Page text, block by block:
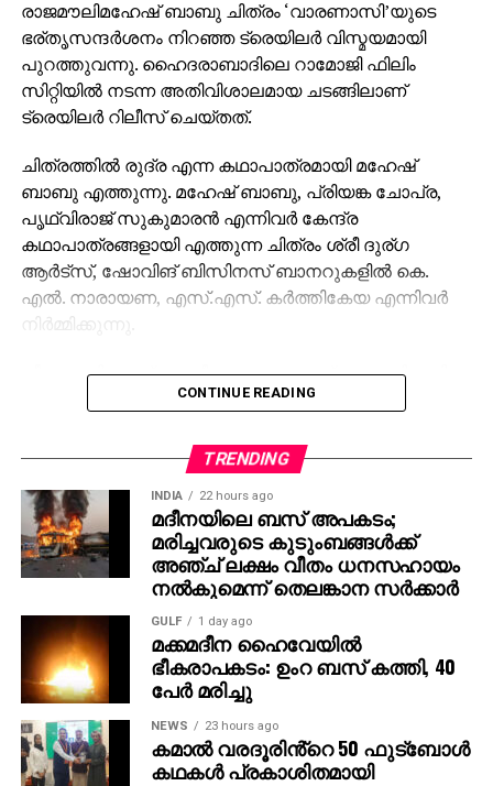
രാജമൗലിമഹേഷ് ബാബു ചിത്രം ‘വാരണാസി’യുടെ
ഭര്തൃസന്ദര്‍ശനം നിറഞ്ഞ ട്രെയിലര്‍ വിസ്മയമായി
പുറത്തുവന്നു. ഹൈദരാബാദിലെ റാമോജി ഫിലിം
സിറ്റിയില്‍ നടന്ന അതിവിശാലമായ ചടങ്ങിലാണ്
ട്രെയിലര്‍ റിലീസ് ചെയ്തത്.
ചിത്രത്തില്‍ രുദ്ര എന്ന കഥാപാത്രമായി മഹേഷ്
ബാബു എത്തുന്നു. മഹേഷ് ബാബു, പ്രിയങ്ക ചോപ്ര,
പൃഥ്വിരാജ് സുകുമാരന്‍ എന്നിവര്‍ കേന്ദ്ര
കഥാപാത്രങ്ങളായി എത്തുന്ന ചിത്രം ശ്രീ ദുര്ഗ
ആര്‍ട്‌സ്, ഷോവിങ് ബിസിനസ് ബാനറുകളില്‍ കെ.
എല്‍. നാരായണ, എസ്.എസ്. കര്‍ത്തികേയ എന്നിവര്‍
നിര്‍മ്മിക്കുന്നു.
കീരവാണിയാണ് സംഗീതം ഒരുക്കുന്നത്. പുറത്തിറങ്ങിയ
മണിക്കൂറുകള്‍ക്കുള്ളില്‍ തന്നെ 5 മില്യണിലധികം
ട്രെന്‍ഡിങ് പട്ടികയില്‍ മുന്നിലാണ്. 130ണ്മ100 അടി
വലുപ്പത്തിലുള്ള പ്രത്യേക സ്‌ക്രീനില്‍ പ്രേക്ഷകര്‍ക്ക്
മുന്നില്‍ ട്രെയിലര്‍ പ്രദര്‍ശിപ്പിച്ചു.
ട്രെയിലര്‍ സി.ഇ. 512-ലെ വാരണാസിയുടെ
ദൃശ്യങ്ങളോടെ തുടങ്ങുന്നു. തുടര്‍ന്ന് 2027ല്‍
ഭൂമിയിലേക്ക് വരുന്നു എന്നു കാണിക്കുന്ന ‘ശാംഭവി’ എന്ന
ഛിന്നഗ്രഹം, അന്റാര്‍ട്ടിക്കയിലെ റോസ് ഐസ്
ഷെല്‍ഫ്, ആഫ്രിക്കയിലെ അംബോസെലി വനം,
ബി.സി.ഇ 7200-ലെ ലങ്കാനഗരം, വാരണാസിയിലെ
മണികര്‍ണികാ ഘട്ട് തുടങ്ങിയ ഭീമാകാര
ദൃശ്യവിശേഷങ്ങള്‍ അതിശയത്തോടെ
അവതരിപ്പിക്കുന്നു.
CONTINUE READING
TRENDING
INDIA 22 hours ago
മദീനയിലെ ബസ് അപകടം;
മരിച്ചവരുടെ കുടുംബങ്ങള്‍ക്ക്
അഞ്ച് ലക്ഷം വീതം ധനസഹായം
നല്‍കുമെന്ന് തെലങ്കാന സര്‍ക്കാര്‍
GULF 1 day ago
മക്കമദീന ഹൈവേയില്‍
ഭീകരാപകടം: ഉംറ ബസ് കത്തി, 40
പേര്‍ മരിച്ചു
NEWS 23 hours ago
കമാൽ വരദൂരിൻ്റെ 50 ഫുട്ബോൾ
കഥകൾ പ്രകാശിതമായി